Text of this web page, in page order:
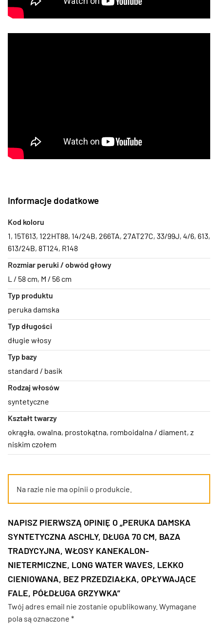
Informacje dodatkowe
Kod koloru
1, 15T613, 122HT88, 14/24B, 266TA, 27AT27C, 33/99J, 4/6, 613,
613/24B, 8T124, R148
Rozmiar peruki / obwód głowy
L / 58 cm, M / 56 cm
Typ produktu
peruka damska
Typ długości
długie włosy
Typ bazy
standard / basik
Rodzaj włosów
syntetyczne
Kształt twarzy
okrągła, owalna, prostokątna, romboidalna / diament, z
niskim czołem
Na razie nie ma opinii o produkcie.
NAPISZ PIERWSZĄ OPINIĘ O „PERUKA DAMSKA
SYNTETYCZNA ASCHLY, DŁUGA 70 CM, BAZA
TRADYCYJNA, WŁOSY KANEKALON-
NIETERMICZNE, LONG WATER WAVES, LEKKO
CIENIOWANA, BEZ PRZEDZIAŁKA, OPŁYWAJĄCE
FALE, PÓŁDŁUGA GRZYWKA”
Twój adres email nie zostanie opublikowany. Wymagane
pola są oznaczone *